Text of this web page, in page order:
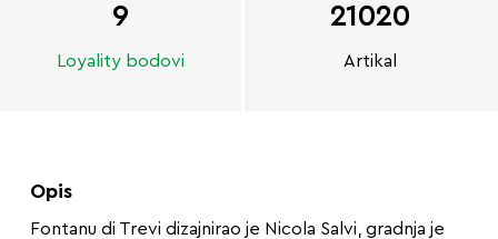
9
Loyality bodovi
21020
Artikal
Opis
Fontanu di Trevi dizajnirao je Nicola Salvi, gradnja je